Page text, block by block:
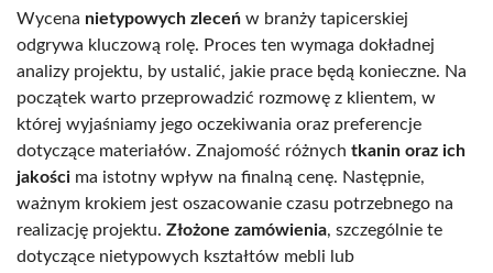
Wycena nietypowych zleceń w branży tapicerskiej
odgrywa kluczową rolę. Proces ten wymaga dokładnej
analizy projektu, by ustalić, jakie prace będą konieczne. Na
początek warto przeprowadzić rozmowę z klientem, w
której wyjaśniamy jego oczekiwania oraz preferencje
dotyczące materiałów. Znajomość różnych tkanin oraz ich
jakości ma istotny wpływ na finalną cenę. Następnie,
ważnym krokiem jest oszacowanie czasu potrzebnego na
realizację projektu. Złożone zamówienia, szczególnie te
dotyczące nietypowych kształtów mebli lub